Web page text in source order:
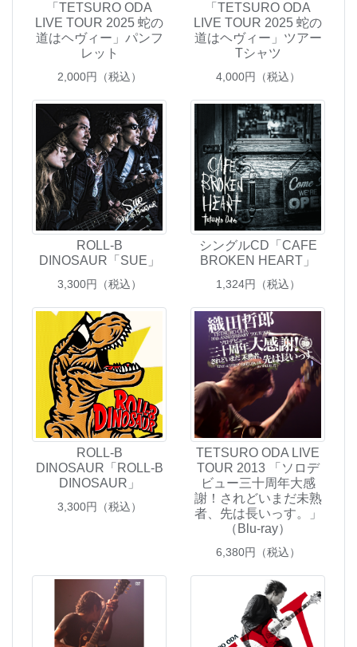
「TETSURO ODA
LIVE TOUR 2025 蛇の
道はヘヴィー」パンフ
レット
2,000円（税込）
「TETSURO ODA
LIVE TOUR 2025 蛇の
道はヘヴィー」ツアー
Tシャツ
4,000円（税込）
ROLL-B
DINOSAUR「SUE」
3,300円（税込）
シングルCD「CAFE
BROKEN HEART」
1,324円（税込）
ROLL-B
DINOSAUR「ROLL-B
DINOSAUR」
3,300円（税込）
TETSURO ODA LIVE
TOUR 2013 「ソロデ
ビュー三十周年大感
謝！されどいまだ未熟
者、先は長いっす。」
（Blu-ray）
6,380円（税込）